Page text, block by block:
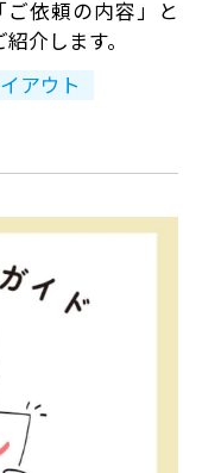
依頼の内容」と
介します。
アウト